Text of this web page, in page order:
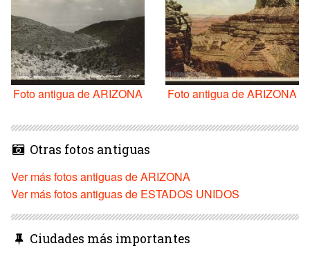
Foto antigua de ARIZONA Foto antigua de ARIZONA
Otras fotos antiguas
Ver más fotos antiguas de ARIZONA
Ver más fotos antiguas de ESTADOS UNIDOS
Ciudades más importantes